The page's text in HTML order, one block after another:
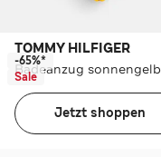
TOMMY HILFIGER
Badeanzug sonnengelb
-65%*
Sale
Jetzt shoppen